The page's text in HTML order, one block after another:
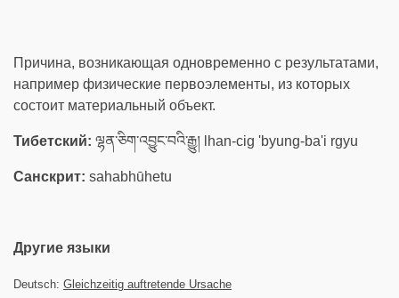
Причина, возникающая одновременно с результатами,
например физические первоэлементы, из которых
состоит материальный объект.
Тибетский: ལྷན་ཅིག་འབྱུང་བའི་རྒྱུ། lhan-cig 'byung-ba'i rgyu
Санскрит: sahabhūhetu
Другие языки
Deutsch: Gleichzeitig auftretende Ursache